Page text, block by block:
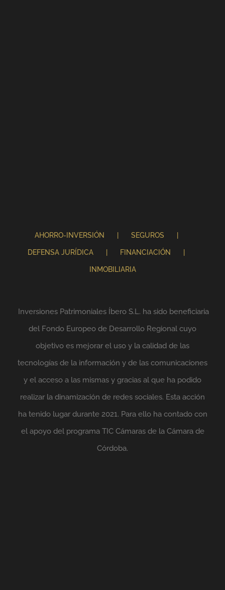
AHORRO-INVERSIÓN SEGUROS
DEFENSA JURÍDICA FINANCIACIÓN
INMOBILIARIA
Inversiones Patrimoniales Íbero S.L. ha sido beneficiaria
del Fondo Europeo de Desarrollo Regional cuyo
objetivo es mejorar el uso y la calidad de las
tecnologías de la información y de las comunicaciones
y el acceso a las mismas y gracias al que ha podido
realizar la dinamización de redes sociales. Esta acción
ha tenido lugar durante 2021. Para ello ha contado con
el apoyo del programa TIC Cámaras de la Cámara de
Córdoba.